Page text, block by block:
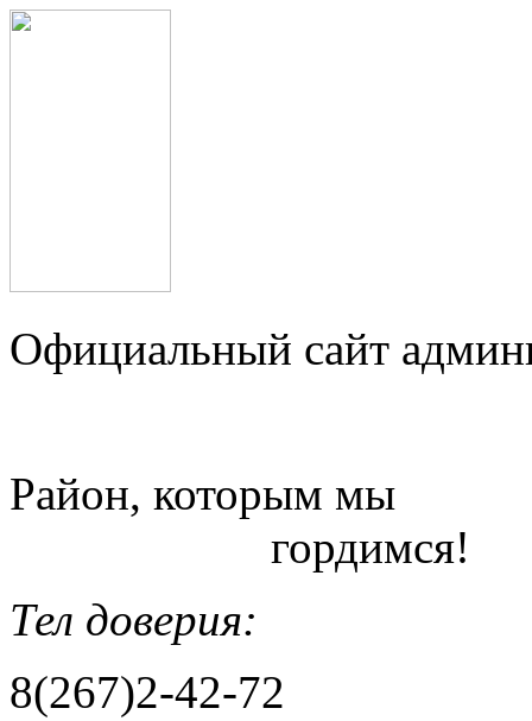
Официальный сайт
Район, которым мы
гордимся!
Тел доверия:
8(267)2-42-72